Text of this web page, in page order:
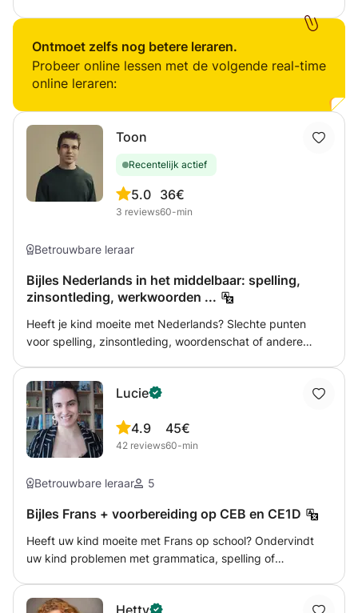
lesgeven aan kinderen als specialisatie. Ik help u graag in
mijn taal! Van het Nederlandse schoolniveau tot
conversatie en gevorderd. Lokale kinderen worden in het
Nederlands geholpen Ik spreek ook vloeiend Spaans.
Ontmoet zelfs nog betere leraren.
Probeer online lessen met de volgende real-time
online leraren:
Toon
Recentelijk actief
5.0
3 reviews
36€
60-min
Betrouwbare leraar
Bijles Nederlands in het middelbaar: spelling,
zinsontleding, werkwoorden ...
Heeft je kind moeite met Nederlands? Slechte punten
voor spelling, zinsontleding, woordenschat of andere
op papier te zetten voor je sollicitatie? Of wil je graag
vlotter Nederlands leren spreken met vrienden, in de
winkel of op het werk? Samen bekijken we wat jouw
noden en behoeften zijn. Tijdens de bijlessen gaan we
Lucie
4.9
42 reviews
45€
60-min
Betrouwbare leraar 5
Bijles Frans + voorbereiding op CEB en CE1D
Heeft uw kind moeite met Frans op school? Ondervindt
uw kind problemen met grammatica, spelling of
Hetty